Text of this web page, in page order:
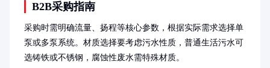
B2B采购指南
采购时需明确流量、扬程等核心参数，根据实际需求选择单
泵或多泵系统。材质选择要考虑污水性质，普通生活污水可
选铸铁或不锈钢，腐蚀性废水需特殊材质。